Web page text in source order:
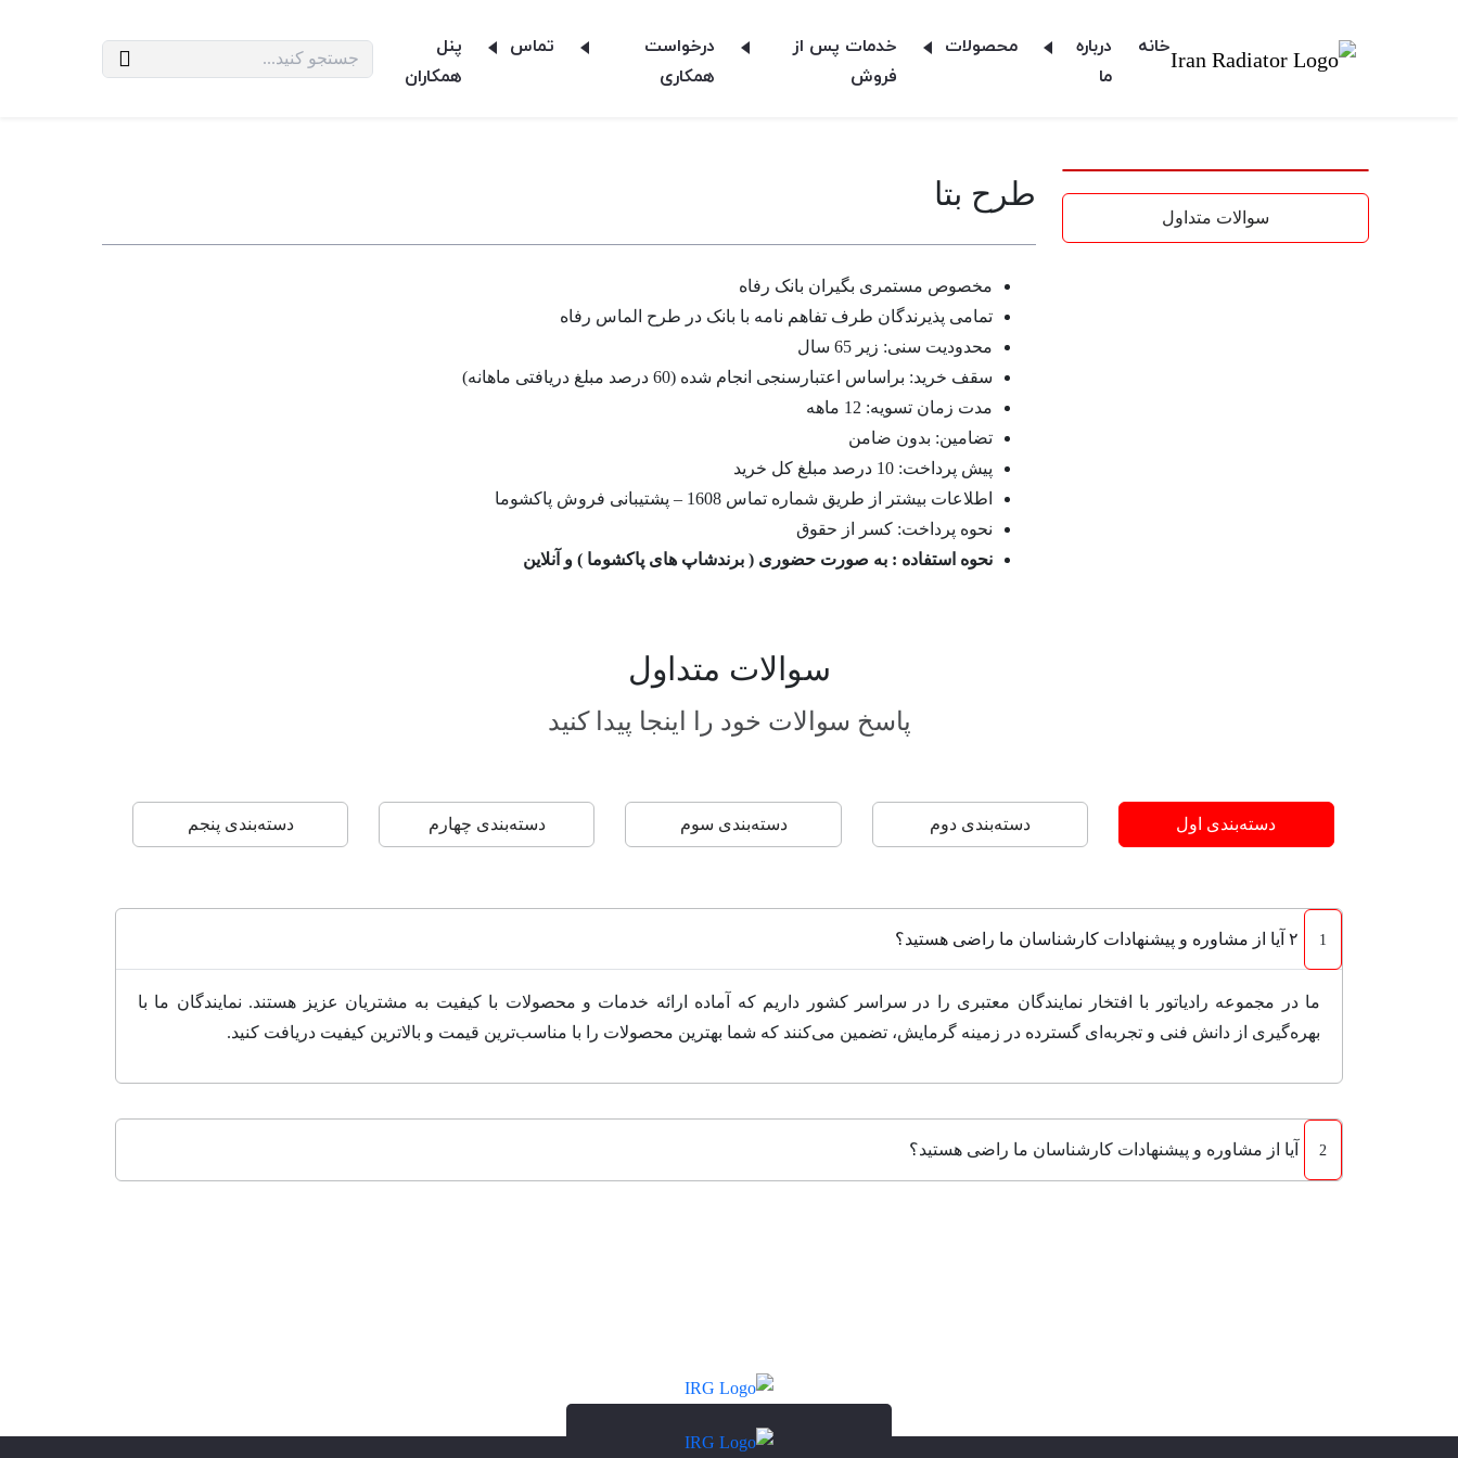
خانه
درباره
ما
محصولات
خدمات پس از
فروش
درخواست
همکاری
تماس
پنل
همکاران
طرح بتا
سوالات متداول
مخصوص مستمری بگیران بانک رفاه
تمامی پذیرندگان طرف تفاهم نامه با بانک در طرح الماس رفاه
محدودیت سنی: زیر 65 سال
سقف خرید: براساس اعتبارسنجی انجام شده (60 درصد مبلغ دریافتی ماهانه)
مدت زمان تسویه: 12 ماهه
تضامین: بدون ضامن
پیش پرداخت: 10 درصد مبلغ کل خرید
اطلاعات بیشتر از طریق شماره تماس 1608 – پشتیبانی فروش پاکشوما
نحوه پرداخت: کسر از حقوق
نحوه استفاده : به صورت حضوری ( برندشاپ های پاکشوما ) و آنلاین
سوالات متداول
پاسخ سوالات خود را اینجا پیدا کنید
دسته‌بندی اول دسته‌بندی دوم دسته‌بندی سوم دسته‌بندی چهارم دسته‌بندی پنجم
1 ۲ آیا از مشاوره و پیشنهادات کارشناسان ما راضی هستید؟
ما در مجموعه رادیاتور با افتخار نمایندگان معتبری را در سراسر کشور داریم که آماده ارائه خدمات و محصولات با کیفیت به مشتریان عزیز هستند. نمایندگان ما با
بهره‌گیری از دانش فنی و تجربه‌ای گسترده در زمینه گرمایش، تضمین می‌کنند که شما بهترین محصولات را با مناسب‌ترین قیمت و بالاترین کیفیت دریافت کنید.
2 آیا از مشاوره و پیشنهادات کارشناسان ما راضی هستید؟